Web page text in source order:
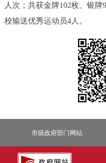
人次；共获金牌102枚、银
校输送优秀运动员4人。
市级政府部门网站